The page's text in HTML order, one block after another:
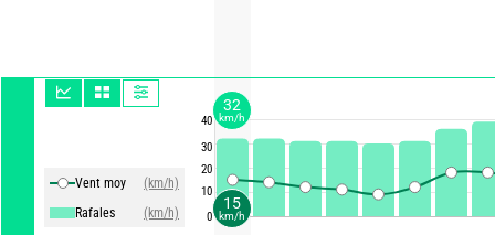
Vent moy
(km/h)
Rafales
(km/h)
40
30
20
10
0
15
km/h
32
km/h